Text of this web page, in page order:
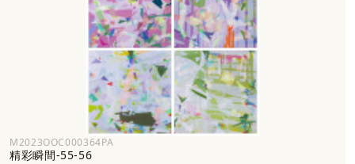
M2023OOC000364PA
精彩瞬間-55-56